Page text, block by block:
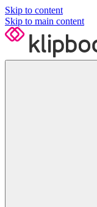
Skip to content
Skip to main content